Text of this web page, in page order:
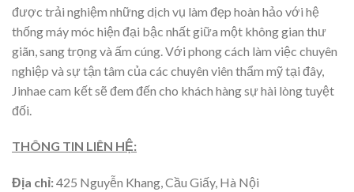
được trải nghiệm những dịch vụ làm đẹp hoàn hảo với hệ
thống máy móc hiện đại bậc nhất giữa một không gian thư
giãn, sang trọng và ấm cúng. Với phong cách làm việc chuyên
nghiệp và sự tận tâm của các chuyên viên thẩm mỹ tại đây,
Jinhae cam kết sẽ đem đến cho khách hàng sự hài lòng tuyệt
đối.
THÔNG TIN LIÊN HỆ:
Địa chỉ:425 Nguyễn Khang, Cầu Giấy, Hà Nội